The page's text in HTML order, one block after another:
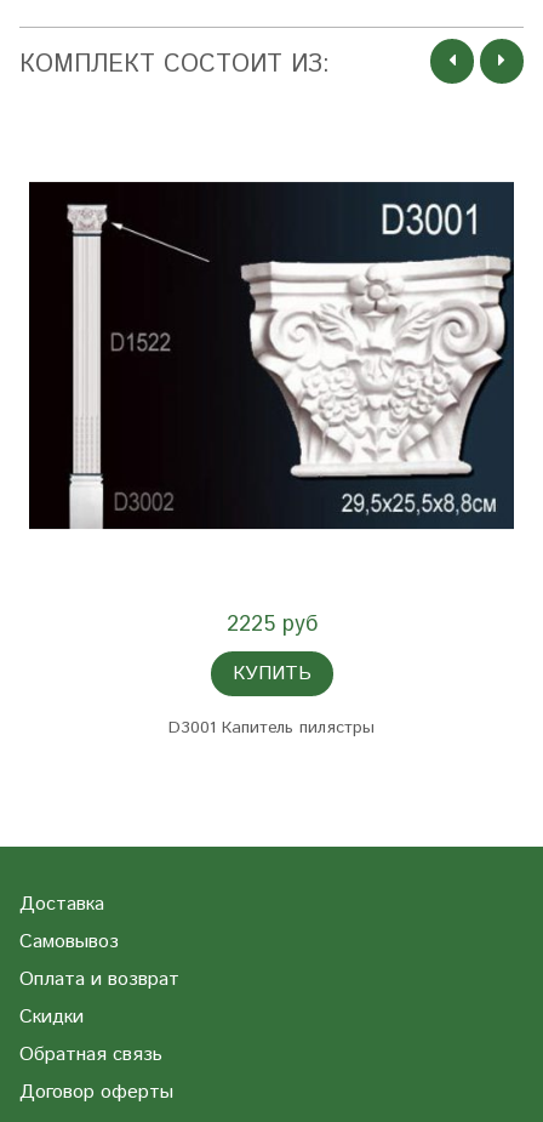
КОМПЛЕКТ СОСТОИТ ИЗ:
2225 руб
КУПИТЬ
D3001 Капитель пилястры
Доставка
Самовывоз
Оплата и возврат
Скидки
Обратная связь
Договор оферты